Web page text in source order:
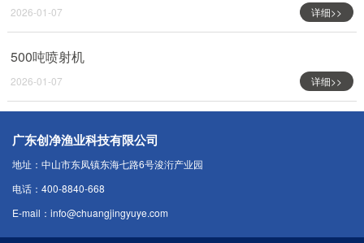
2026-01-07 详细>>
500吨喷射机
2026-01-07 详细>>
广东创净渔业科技有限公司
地址：中山市东凤镇东海七路6号浚洐产业园
电话：400-8840-668
E-mail：info@chuangjingyuye.com